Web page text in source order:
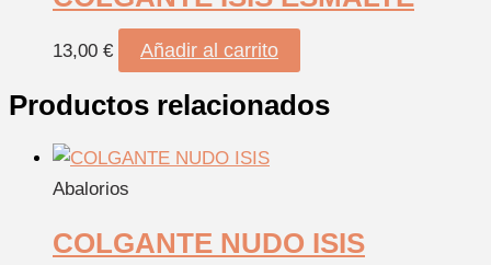
13,00 € Añadir al carrito
Productos relacionados
Abalorios
COLGANTE NUDO ISIS